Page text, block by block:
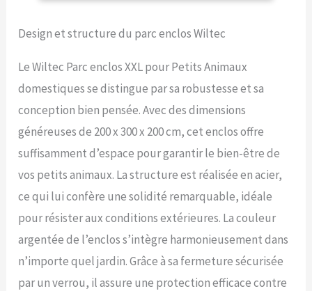
Rongeur
pour les animaux de
de lapins, cochons d’Inde,
[Protection solaire] –
L’auvent intégré,
imperméable et résistant
aux UV, permet aux animaux
tout en étant protégés de
la pluie ou du soleil, ce qui
garantit un habitat
confortable et bien
tempéré dans cet enclos
pour un usage toute saison
[Espace généreux] – Avec
m, l’enclos offre une
surface spacieuse pour le
Design et structure du parc enclos Wiltec
Le Wiltec Parc enclos XXL pour Petits Animaux
domestiques se distingue par sa robustesse et sa
conception bien pensée. Avec des dimensions
généreuses de 200 x 300 x 200 cm, cet enclos offre
suffisamment d’espace pour garantir le bien-être de
vos petits animaux. La structure est réalisée en acier,
ce qui lui confère une solidité remarquable, idéale
pour résister aux conditions extérieures. La couleur
argentée de l’enclos s’intègre harmonieusement dans
n’importe quel jardin. Grâce à sa fermeture sécurisée
par un verrou, il assure une protection efficace contre